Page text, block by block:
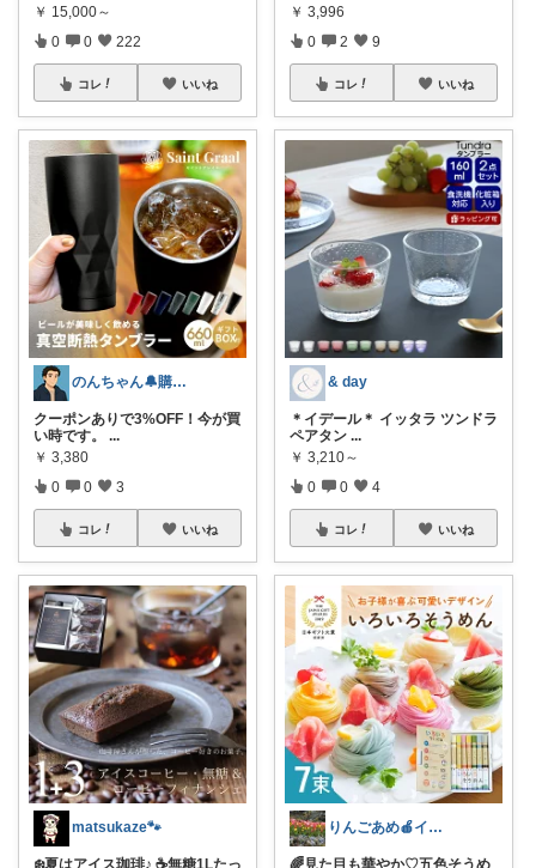
￥ 15,000～
0 0 222
コレ いいね
のんちゃん🔔購入感謝です✨
クーポンありで3%OFF！今が買
い時です。
...
￥ 3,380
0 0 3
コレ いいね
matsukaze🐾
❄️夏はアイス珈琲♪ ☕️無糖1Lたっ
￥ 3,996
0 2 9
コレ いいね
& day
＊イデール＊ イッタラ ツンドラ
ペアタン ...
￥ 3,210～
0 0 4
コレ いいね
りんごあめ🍎インテリア雑貨🫧🌿
🌈見た目も華やか♡五色そうめ